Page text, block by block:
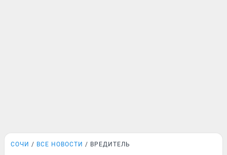
СОЧИ ВСЕ НОВОСТИ ВРЕДИТЕЛЬ